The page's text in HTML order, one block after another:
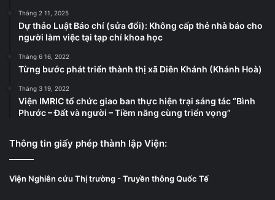
Tháng 2 11, 2025
Dự thảo Luật Báo chí (sửa đổi): Không cấp thẻ nhà báo cho
người làm việc tại tạp chí khoa học
Tháng 6 16, 2022
Từng bước phát triển thành thị xã Diên Khánh (Khánh Hoà)
Tháng 3 19, 2022
Viện IMRIC tổ chức giao ban thực hiện trại sáng tác “Bình
Phước – Đất và người – Tiềm năng cùng triển vọng”
Thông tin giấy phép thành lập Viện:
Viện Nghiên cứu Thị trường - Truyền thông Quốc Tế